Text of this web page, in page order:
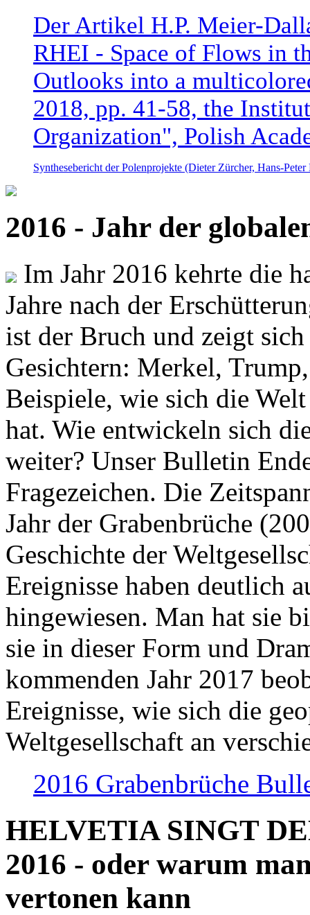
Der Artikel H.P. Meier-
RHEI - Space of Flows in
Outlooks into a
2018, pp. 41-58, the
Organization", Polish
Synthesebericht der Polenprojekte (Dieter Zürcher, Hans-
2016 - Jahr der
Im Jahr 2016 kehrte die
Jahre nach der
ist der Bruch und zeigt
Gesichtern: Merkel,
Beispiele, wie sich die
hat. Wie entwickeln sich
weiter? Unser Bulletin
Fragezeichen. Die
Jahr der Grabenbrüche
Geschichte der
Ereignisse haben deutlich
hingewiesen. Man hat sie
sie in dieser Form und
kommenden Jahr 2017
Ereignisse, wie sich die
Weltgesellschaft an
2016 Grabenbrüche
HELVETIA SINGT
2016 - oder warum
vertonen kann